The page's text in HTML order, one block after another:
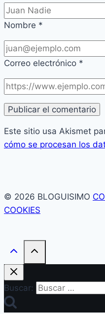
Nombre *
Correo electrónico *
Este sitio usa Akismet
cómo se procesan los
© 2026 BLOGUISIMO
COOKIES
Buscar: